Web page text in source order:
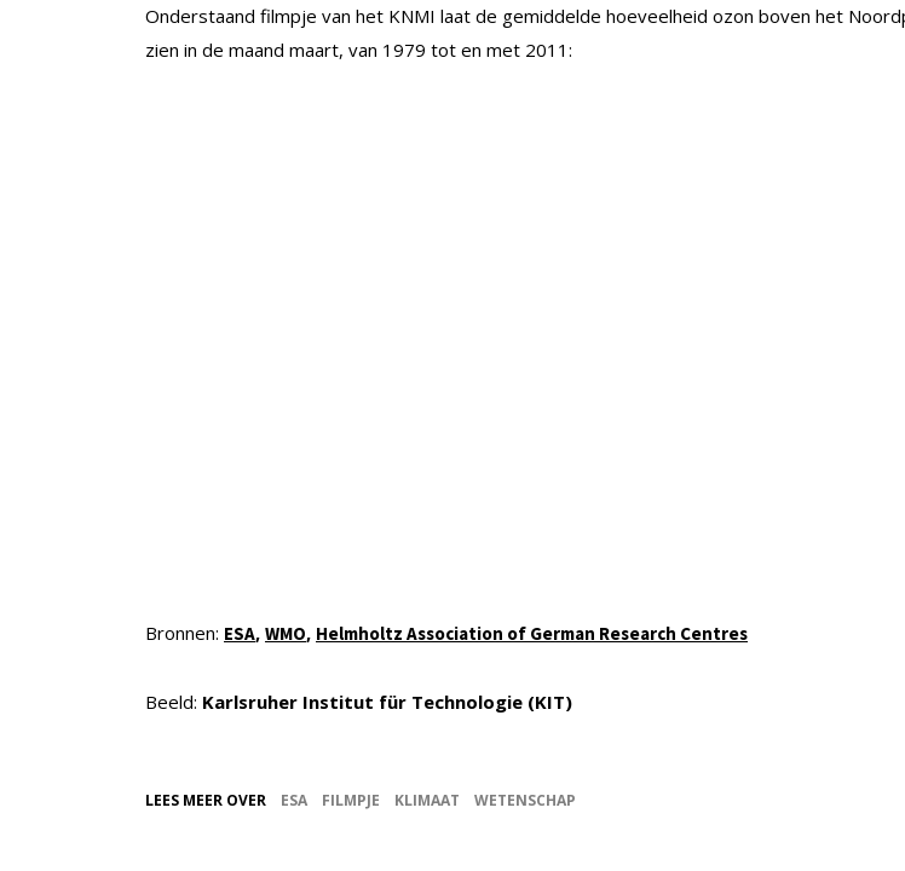
Onderstaand filmpje van het KNMI laat de gemiddelde hoeveelheid ozon boven het
zien in de maand maart, van 1979 tot en met 2011:
Bronnen: ESA, WMO, Helmholtz Association of German Research Centres
Beeld: Karlsruher Institut für Technologie (KIT)
LEES MEER OVER ESA FILMPJE KLIMAAT WETENSCHAP